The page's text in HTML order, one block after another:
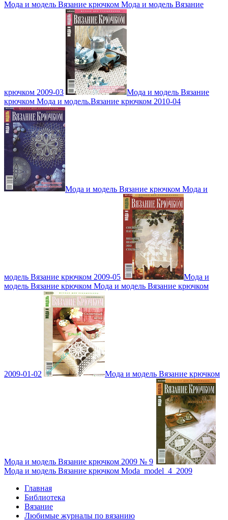
Мода и модель Вязание крючком Мода и модель Вязание
крючком 2009-03
Мода и модель Вязание
крючком Мода и модель.Вязание крючком 2010-04
Мода и модель Вязание крючком Мода и
модель Вязание крючком 2009-05
Мода и
модель Вязание крючком Мода и модель Вязание крючком
2009-01-02 Мода и модель Вязание крючком
Мода и модель Вязание крючком 2009 № 9
Мода и модель Вязание крючком Moda_model_4_2009
Главная
Библиотека
Вязание
Любимые журналы по вязанию